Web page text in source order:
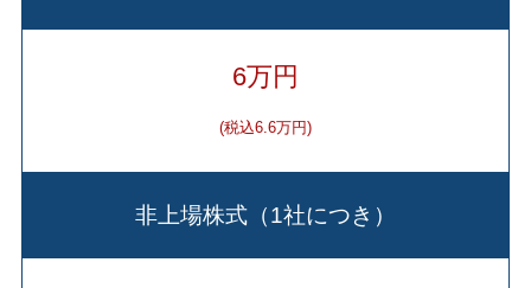
6万円
(税込6.6万円)
非上場株式（1社につき）